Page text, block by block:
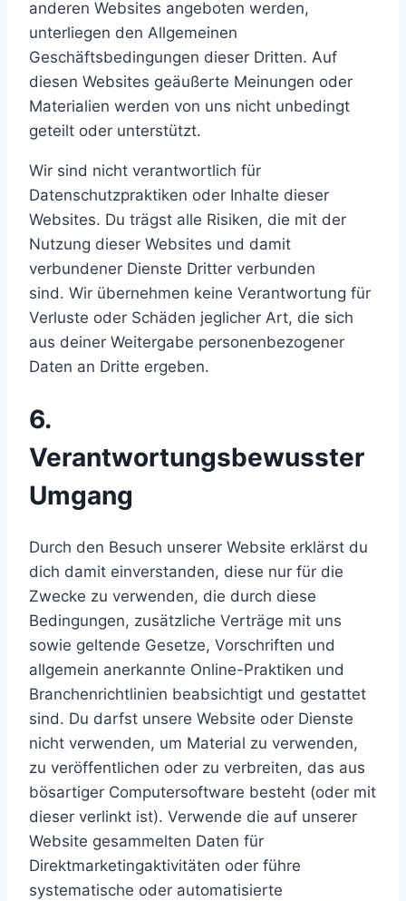
anderen Websites angeboten werden,
unterliegen den Allgemeinen
Geschäftsbedingungen dieser Dritten. Auf
diesen Websites geäußerte Meinungen oder
Materialien werden von uns nicht unbedingt
geteilt oder unterstützt.
Wir sind nicht verantwortlich für
Datenschutzpraktiken oder Inhalte dieser
Websites. Du trägst alle Risiken, die mit der
Nutzung dieser Websites und damit
verbundener Dienste Dritter verbunden
sind. Wir übernehmen keine Verantwortung für
Verluste oder Schäden jeglicher Art, die sich
aus deiner Weitergabe personenbezogener
Daten an Dritte ergeben.
6.
Verantwortungsbewusster
Umgang
Durch den Besuch unserer Website erklärst du
dich damit einverstanden, diese nur für die
Zwecke zu verwenden, die durch diese
Bedingungen, zusätzliche Verträge mit uns
sowie geltende Gesetze, Vorschriften und
allgemein anerkannte Online-Praktiken und
Branchenrichtlinien beabsichtigt und gestattet
sind. Du darfst unsere Website oder Dienste
nicht verwenden, um Material zu verwenden,
zu veröffentlichen oder zu verbreiten, das aus
bösartiger Computersoftware besteht (oder mit
dieser verlinkt ist). Verwende die auf unserer
Website gesammelten Daten für
Direktmarketingaktivitäten oder führe
systematische oder automatisierte